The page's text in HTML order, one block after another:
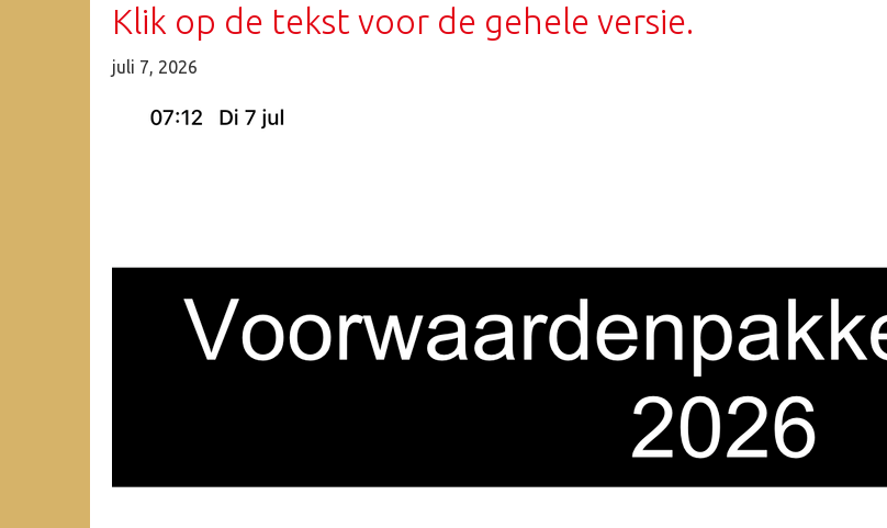
Klik op de tekst voor de gehele versie.
juli 7, 2026